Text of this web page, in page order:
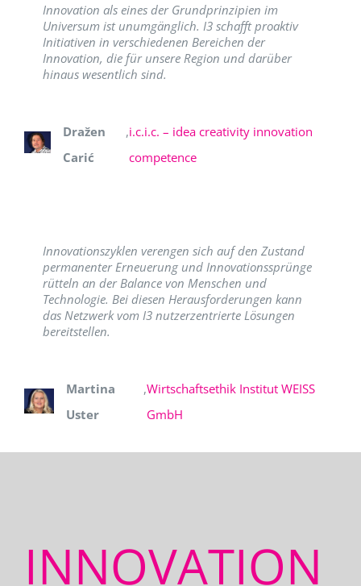
Innovation als eines der Grundprinzipien im
Universum ist unumgänglich. I3 schafft proaktiv
Initiativen in verschiedenen Bereichen der
Innovation, die für unsere Region und darüber
hinaus wesentlich sind.
Dražen
Carić
,i.c.i.c. – idea creativity innovation
competence
Innovationszyklen verengen sich auf den Zustand
permanenter Erneuerung und Innovationssprünge
rütteln an der Balance von Menschen und
Technologie. Bei diesen Herausforderungen kann
das Netzwerk vom I3 nutzerzentrierte Lösungen
bereitstellen.
Martina
Uster
,Wirtschaftsethik Institut WEISS
GmbH
INNOVATION